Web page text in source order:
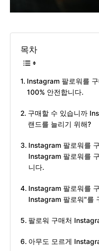
목차
Instagram 팔로워를
100% 안전합니다.
구매할 수 있습니까
랜드를 늘리기 위해?
Instagram 팔로워를
Instagram 팔로워를
니다.
Instagram 팔로워를
Instagram 팔로워"를
팔로워 구매처
아무도 모르게